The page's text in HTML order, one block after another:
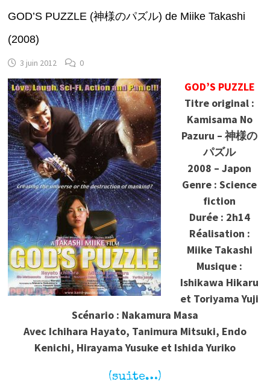
GOD’S PUZZLE (神様のパズル) de Miike Takashi
(2008)
3 juin 2012 0
GOD’S PUZZLE
Titre original :
Kamisama No
Pazuru – 神様の
パズル
2008 – Japon
Genre : Science
fiction
Durée : 2h14
Réalisation :
Miike Takashi
Musique :
Ishikawa Hikaru
et Toriyama Yuji
Scénario : Nakamura Masa
Avec Ichihara Hayato, Tanimura Mitsuki, Endo
Kenichi, Hirayama Yusuke et Ishida Yuriko
(suite…)